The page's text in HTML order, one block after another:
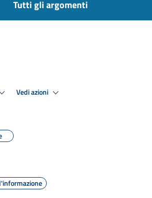
Tutti gli argomenti
Vedi azioni